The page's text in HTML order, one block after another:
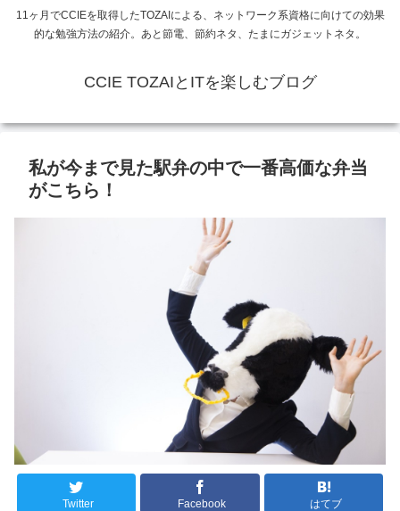
11ヶ月でCCIEを取得したTOZAIによる、ネットワーク系資格に向けての効果
的な勉強方法の紹介。あと節電、節約ネタ、たまにガジェットネタ。
CCIE TOZAIとITを楽しむブログ
私が今まで見た駅弁の中で一番高価な弁当
がこちら！
Twitter Facebook はてブ